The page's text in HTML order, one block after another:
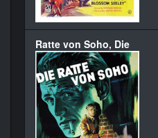
Ratte von Soho, Die